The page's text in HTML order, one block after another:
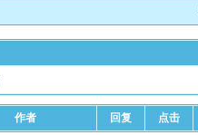
作者 回复 点击